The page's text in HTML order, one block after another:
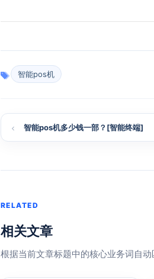
智能pos机
智能pos机多少钱一部？[智能终端]
RELATED
相关文章
根据当前文章标题中的核心业务词自动